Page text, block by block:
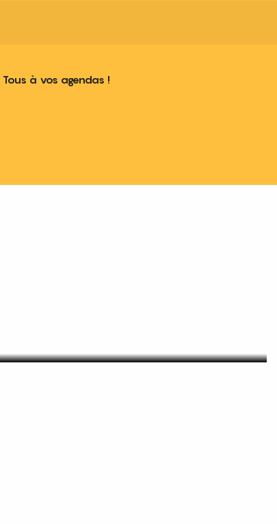
Tous à vos agendas !